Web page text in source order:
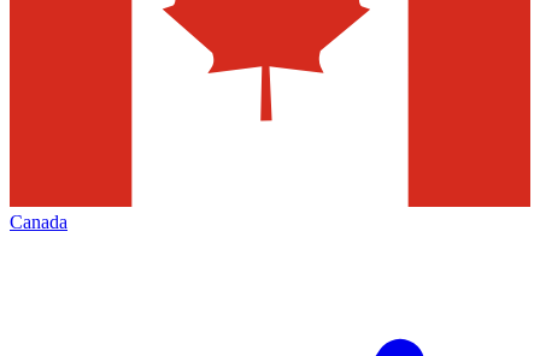
Canada